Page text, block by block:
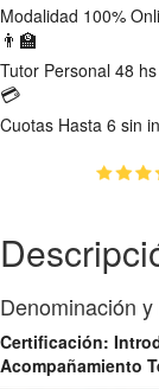
Modalidad 100%
👨‍🏫
Tutor Personal 48 hs
💳
Cuotas Hasta 6 sin
Denominación
Certificación:
Acompañamiento